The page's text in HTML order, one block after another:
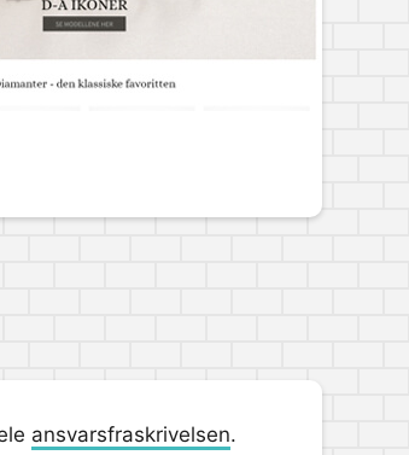
ansvarsfraskrivelsen.